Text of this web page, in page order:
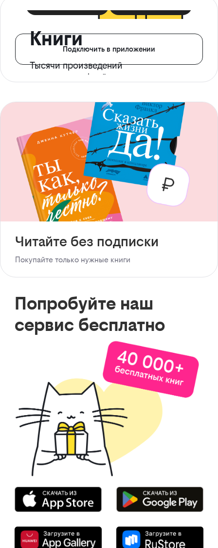
Книги
Тысячи произведений
с доступом офлайн
Подключить в приложении
Читайте без подписки
Покупайте только нужные книги
Попробуйте наш
сервис бесплатно